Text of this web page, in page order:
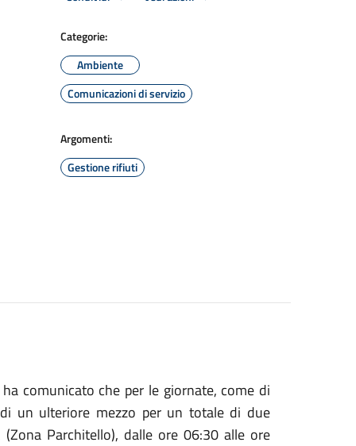
Categorie:
Ambiente
Comunicazioni di servizio
Argomenti:
Gestione rifiuti
comunicato che per le giornate, come di
un ulteriore mezzo per un totale di due
Parchitello), dalle ore 06:30 alle ore